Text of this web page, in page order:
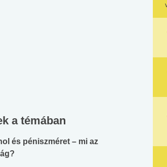
a témában
és péniszméret – mi az